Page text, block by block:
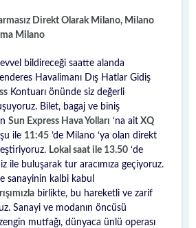
Direkt Olarak Milano, Milano
Milano
bildireceği saatte alanda
Havalimanı Dış Hatlar Gidiş
Kontuarı önünde siz değerli
Bilet, bagaj ve biniş
Sun Express Hava Yolları ‘na ait XQ
ile 11:45 ’de Milano ‘ya olan direkt
Lokal saat ile 13.50 ‘de
ile buluşarak tur aracımıza geçiyoruz.
sanayinin kalbi kabul
birlikte, bu hareketli ve zarif
Sanayi ve modanın öncüsü
zengin mutfağı, dünyaca ünlü operası